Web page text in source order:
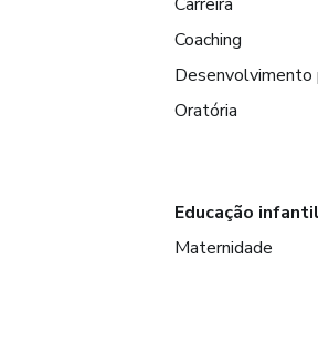
Coaching
Desenvolvimento
Oratória
Educação
Maternidade